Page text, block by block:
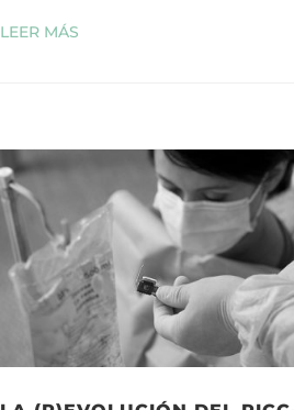
LEER MÁS